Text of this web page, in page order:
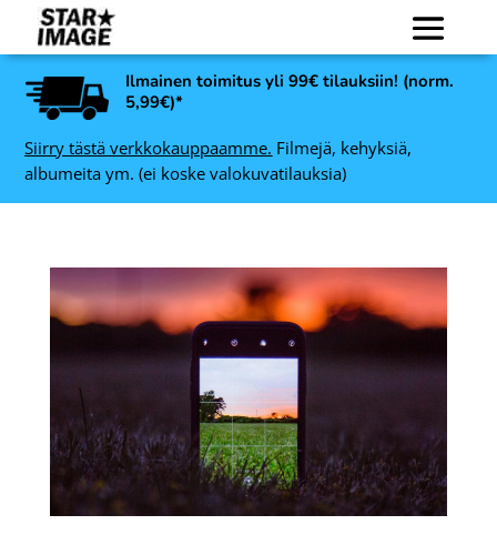
Ilmainen toimitus yli 99€ tilauksiin! (norm.
5,99€)*
Siirry tästä verkkokauppaamme. Filmejä, kehyksiä,
albumeita ym. (ei koske valokuvatilauksia)
Art Link Elsa
valokuvakehys, kulta - 15
x 20 cm